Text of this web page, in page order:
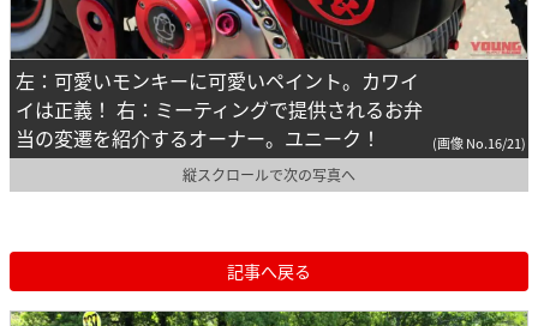
左：可愛いモンキーに可愛いペイント。カワイ
イは正義！ 右：ミーティングで提供されるお弁
当の変遷を紹介するオーナー。ユニーク！
(画像 No.16/21)
縦スクロールで次の写真へ
記事へ戻る